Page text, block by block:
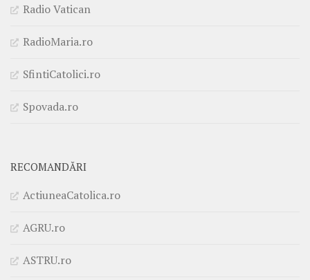
Radio Vatican
RadioMaria.ro
SfintiCatolici.ro
Spovada.ro
RECOMANDĂRI
ActiuneaCatolica.ro
AGRU.ro
ASTRU.ro